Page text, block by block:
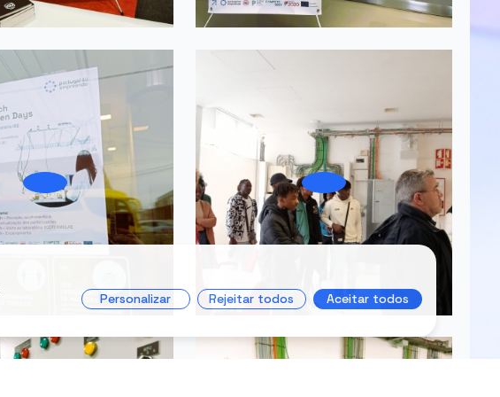
Personalizar Rejeitar todos Aceitar todos